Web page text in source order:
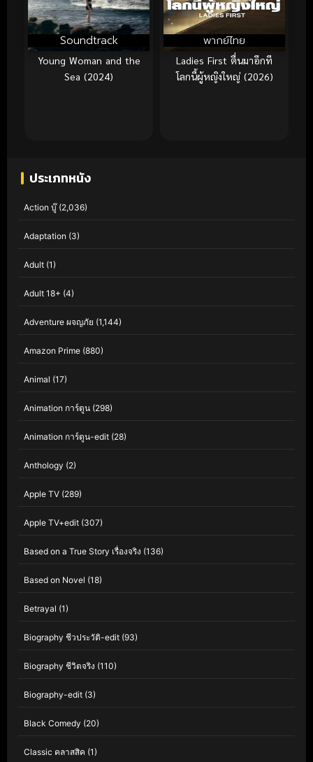
Soundtrack
Young Woman and the
Sea (2024)
พากย์ไทย
Ladies First ตื่นมาอีกที
โลกนี้ผู้หญิงใหญ่ (2026)
ประเภทหนัง
Action บู๊(2,036)
Adaptation (3)
Adult (1)
Adult 18+ (4)
Adventure ผจญภัย (1,144)
Amazon Prime (880)
Animal (17)
Animation การ์ตูน (298)
Animation การ์ตูน-edit (28)
Anthology (2)
Apple TV (289)
Apple TV+edit (307)
Based on a True Story เรื่องจริง (136)
Based on Novel (18)
Betrayal (1)
Biography ชีวประวัติ-edit (93)
Biography ชีวิตจริง (110)
Biography-edit (3)
Black Comedy (20)
Classic คลาสสิค (1)